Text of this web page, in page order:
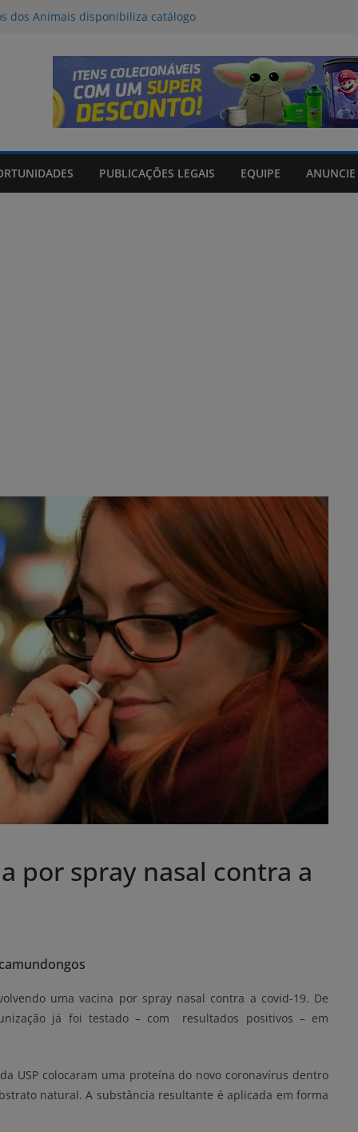
dos Animais disponibiliza catálogo
entre quinta e sexta-feira
Tributo a Raul Seixas no Praça
mateada e shows no Praça Shopping
06/08/2026
PUBLICAÇÕES LEGAIS EQUIPE ANUNCIE
por spray nasal contra a
uma vacina por spray nasal contra a covid-19. De
já foi testado – com resultados positivos – em
USP colocaram uma proteína do novo coronavírus dentro
natural. A substância resultante é aplicada em forma